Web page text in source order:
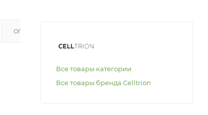
ОПЛАТА
Все товары категории
Все товары бренда Celltrion